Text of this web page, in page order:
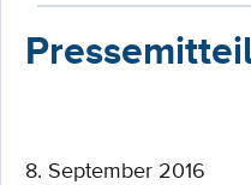
8. September 2016